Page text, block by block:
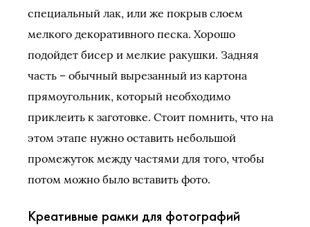
специальный лак, или же покрыв слоем
мелкого декоративного песка. Хорошо
подойдет бисер и мелкие ракушки. Задняя
часть – обычный вырезанный из картона
прямоугольник, который необходимо
приклеить к заготовке. Стоит помнить, что на
этом этапе нужно оставить небольшой
промежуток между частями для того, чтобы
потом можно было вставить фото.
Креативные рамки для фотографий